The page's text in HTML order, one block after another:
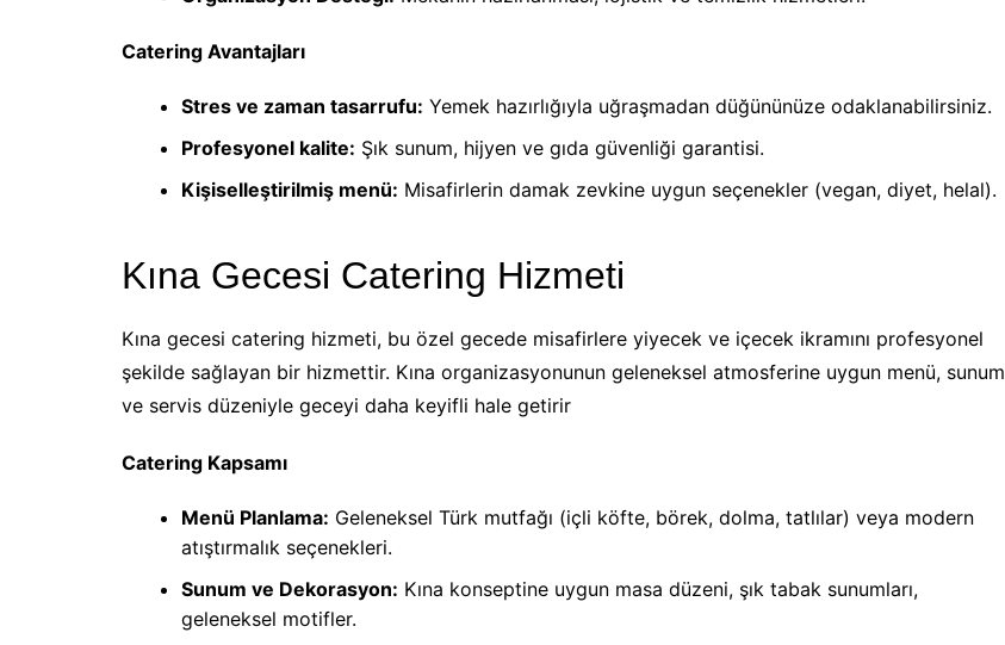
Catering Avantajları
Stres ve zaman tasarrufu: Yemek hazırlığıyla uğraşmadan düğününüze odaklanabilirsiniz.
Profesyonel kalite: Şık sunum, hijyen ve gıda güvenliği garantisi.
Kişiselleştirilmiş menü: Misafirlerin damak zevkine uygun seçenekler (vegan, diyet, helal).
Kına Gecesi Catering Hizmeti
Kına gecesi catering hizmeti, bu özel gecede misafirlere yiyecek ve içecek ikramını profesyonel
şekilde sağlayan bir hizmettir. Kına organizasyonunun geleneksel atmosferine uygun menü, sunum
ve servis düzeniyle geceyi daha keyifli hale getirir
Catering Kapsamı
Menü Planlama: Geleneksel Türk mutfağı (içli köfte, börek, dolma, tatlılar) veya modern
atıştırmalık seçenekleri.
Sunum ve Dekorasyon: Kına konseptine uygun masa düzeni, şık tabak sunumları,
geleneksel motifler.